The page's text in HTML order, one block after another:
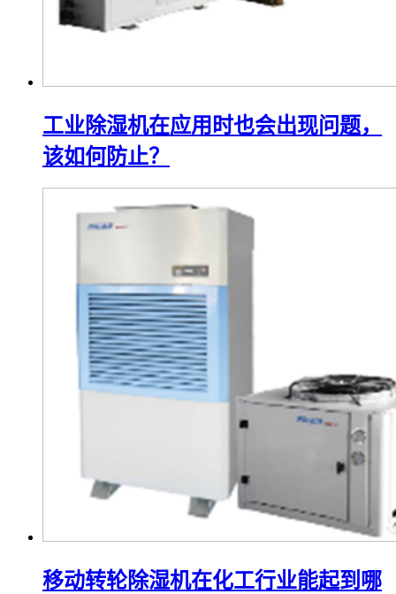
工业除湿机在应用时也会出现问题，
该如何防止？
移动转轮除湿机在化工行业能起到哪